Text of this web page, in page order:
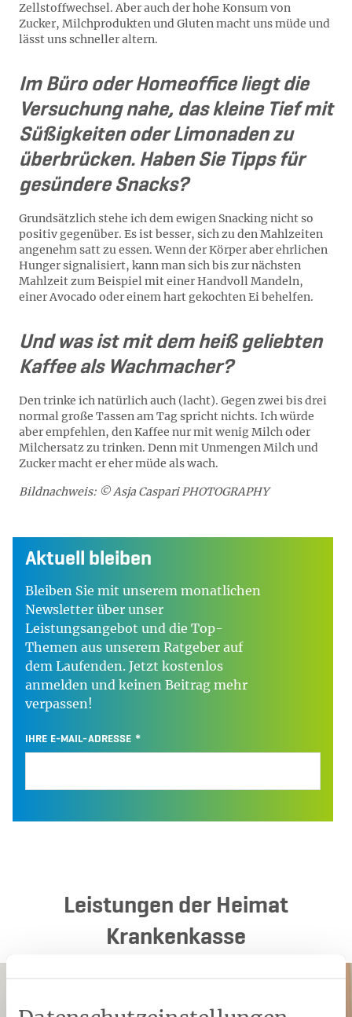
Zellstoffwechsel. Aber auch der hohe Konsum von
Zucker, Milchprodukten und Gluten macht uns müde und
lässt uns schneller altern.
Im Büro oder Homeoffice liegt die
Versuchung nahe, das kleine Tief mit
Süßigkeiten oder Limonaden zu
überbrücken. Haben Sie Tipps für
gesündere Snacks?
Grundsätzlich stehe ich dem ewigen Snacking nicht so
positiv gegenüber. Es ist besser, sich zu den Mahlzeiten
angenehm satt zu essen. Wenn der Körper aber ehrlichen
Hunger signalisiert, kann man sich bis zur nächsten
Mahlzeit zum Beispiel mit einer Handvoll Mandeln,
einer Avocado oder einem hart gekochten Ei behelfen.
Und was ist mit dem heiß geliebten
Kaffee als Wachmacher?
Den trinke ich natürlich auch (lacht). Gegen zwei bis drei
normal große Tassen am Tag spricht nichts. Ich würde
aber empfehlen, den Kaffee nur mit wenig Milch oder
Milchersatz zu trinken. Denn mit Unmengen Milch und
Zucker macht er eher müde als wach.
Bildnachweis: © Asja Caspari PHOTOGRAPHY
Aktuell bleiben
Bleiben Sie mit unserem monatlichen
Newsletter über unser
Leistungsangebot und die Top-
Themen aus unserem Ratgeber auf
dem Laufenden. Jetzt kostenlos
anmelden und keinen Beitrag mehr
verpassen!
IHRE E-MAIL-ADRESSE
Leistungen der Heimat
Krankenkasse